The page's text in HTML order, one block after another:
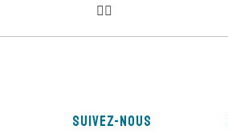
👇🏾
Suivez-nous